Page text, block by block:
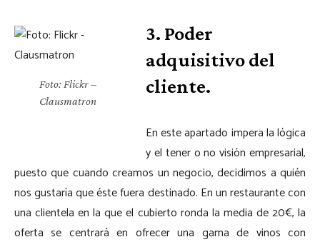
Foto: Flickr –
Clausmatron
3. Poder
adquisitivo del
cliente.
En este apartado impera la lógica
y el tener o no visión empresarial,
puesto que cuando creamos un negocio, decidimos a quién
nos gustaría que éste fuera destinado. En un restaurante con
una clientela en la que el cubierto ronda la media de 20€, la
oferta se centrará en ofrecer una gama de vinos con